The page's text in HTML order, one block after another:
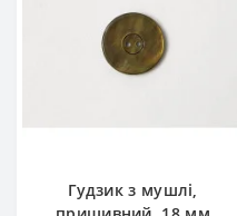
Гудзик з мушлі,